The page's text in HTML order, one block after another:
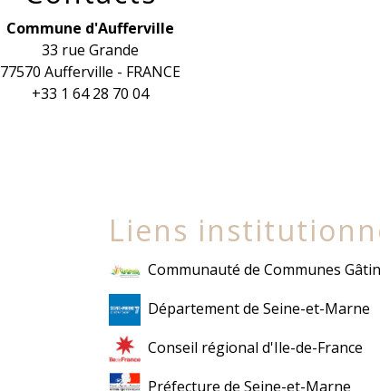
Commune d'Aufferville
33 rue Grande
77570 Aufferville - FRANCE
+33 1 64 28 70 04
Liens
Communauté de Communes
Département de Seine-et-Marne
Conseil régional d'Ile-de-France
Préfecture de Seine-et-Marne